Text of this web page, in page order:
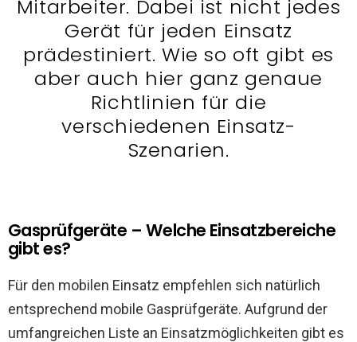
Mitarbeiter. Dabei ist nicht jedes
Gerät für jeden Einsatz
prädestiniert. Wie so oft gibt es
aber auch hier ganz genaue
Richtlinien für die
verschiedenen Einsatz-
Szenarien.
Gasprüfgeräte – Welche Einsatzbereiche
gibt es?
Für den mobilen Einsatz empfehlen sich natürlich
entsprechend mobile Gasprüfgeräte. Aufgrund der
umfangreichen Liste an Einsatzmöglichkeiten gibt es